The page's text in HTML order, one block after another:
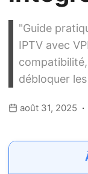
"Guide
IPTV avec
débloquer
août 31, 2025